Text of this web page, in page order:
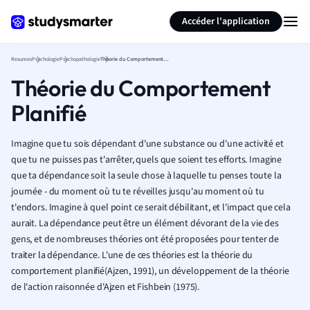
Accéder l'application
ResumesPsychologiePsychopathologie Théorie du Comportement Planifié
Théorie du Comportement
Planifié
Imagine que tu sois dépendant d'une substance ou d'une activité et
que tu ne puisses pas t'arrêter, quels que soient tes efforts. Imagine
que ta dépendance soit la seule chose à laquelle tu penses toute la
journée - du moment où tu te réveilles jusqu'au moment où tu
t'endors. Imagine à quel point ce serait débilitant, et l'impact que cela
aurait. La dépendance peut être un élément dévorant de la vie des
gens, et de nombreuses théories ont été proposées pour tenter de
traiter la dépendance. L'une de ces théories est la théorie du
comportement planifié(Ajzen, 1991), un développement de la théorie
de l'action raisonnée d'Ajzen et Fishbein (1975).
Résumer la page